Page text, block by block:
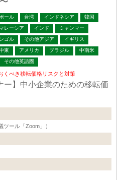
ール 台湾 インドネシア
韓国
レーシア インド
ミャンマー
ゴル その他アジア
イギリス
東 アメリカ ブラジル
中南米
その他英語圏
くべき移転価格リスクと対策
ー】中小企業のための移転価
ール「Zoom」）